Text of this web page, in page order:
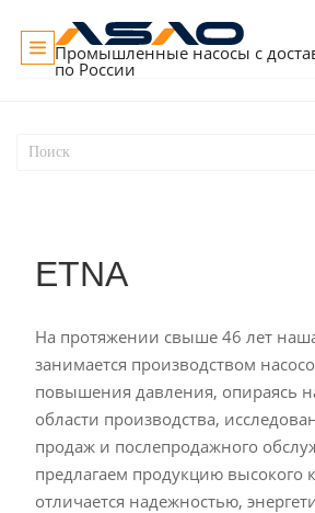
Промышленные насосы с
по России
ETNA
На протяжении свыше 46 лет
занимается производством
повышения давления, опираясь
области производства,
продаж и послепродажного
предлагаем продукцию высокого
отличается надежностью,